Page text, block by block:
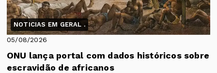
NOTICIAS EM GERAL .
05/08/2026
ONU lança portal com dados históricos sobre
escravidão de africanos